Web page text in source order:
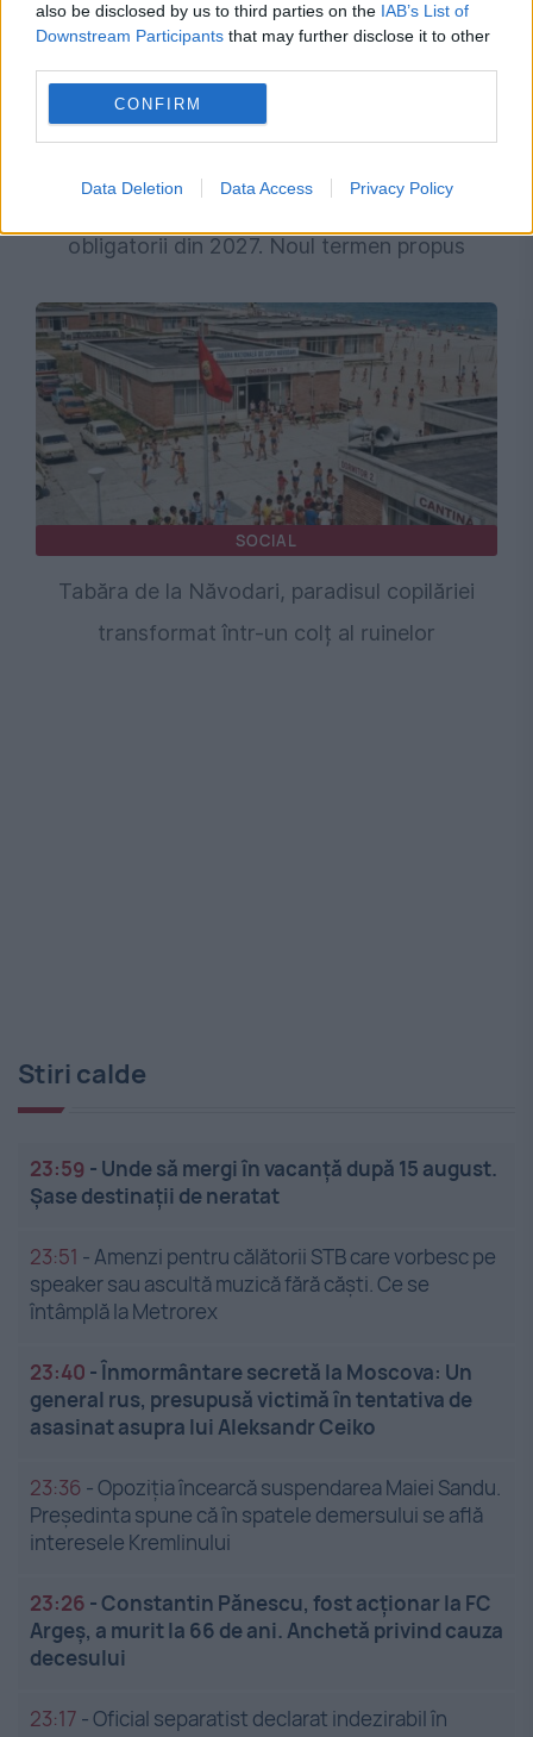
also be disclosed by us to third parties on the IAB’s List of
Downstream Participants that may further disclose it to other
CONFIRM
Data Deletion Data Access Privacy Policy
Repartitoarele de căldură nu mai devin
obligatorii din 2027. Noul termen propus
SOCIAL
Tabăra de la Năvodari, paradisul copilăriei
transformat într-un colț al ruinelor
Stiri calde
23:59 - Unde să mergi în vacanță după 15 august.
Șase destinații de neratat
23:51 -Amenzi pentru călătorii STB care vorbesc pe
speaker sau ascultă muzică fără căști. Ce se
întâmplă la Metrorex
23:40 -Înmormântare secretă la Moscova: Un
general rus, presupusă victimă în tentativa de
asasinat asupra lui Aleksandr Ceiko
23:36 -Opoziția încearcă suspendarea Maiei Sandu.
Președinta spune că în spatele demersului se află
interesele Kremlinului
23:26 -Constantin Pănescu, fost acționar la FC
Argeș, a murit la 66 de ani. Anchetă privind cauza
decesului
23:17 -Oficial separatist declarat indezirabil în